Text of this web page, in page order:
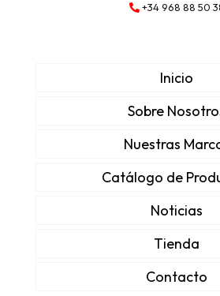
+34 968 88 50
Inicio
Sobre
Nuestras
Catálogo de
Noticias
Tienda
Contacto